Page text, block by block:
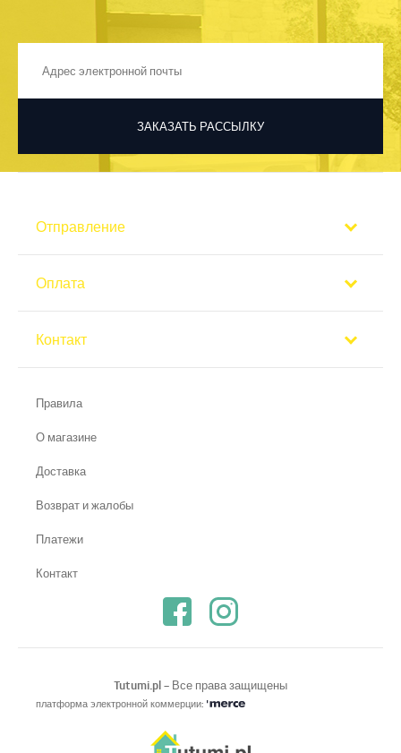
ЗАКАЗАТЬ РАССЫЛКУ
Отправление
Оплата
Контакт
Правила
О магазине
Доставка
Возврат и жалобы
Платежи
Контакт
Tutumi.pl– Все права защищены
платформа электронной коммерции: